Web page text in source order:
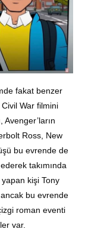
fakat benzer
Civil War filmini
Ross, New
bu evrende de
takımında
yapan kişi Tony
bu evrende
roman eventi
var.